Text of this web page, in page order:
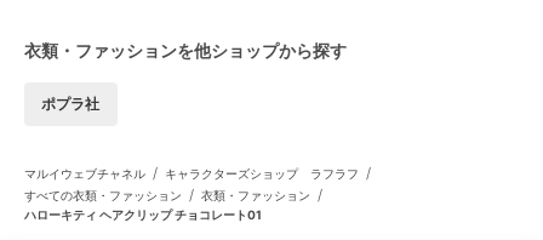
衣類・ファッションを他ショップから探す
ポプラ社
マルイウェブチャネル / キャラクターズショップ ラフラフ /
すべての衣類・ファッション / 衣類・ファッション /
ハローキティ ヘアクリップ チョコレート01